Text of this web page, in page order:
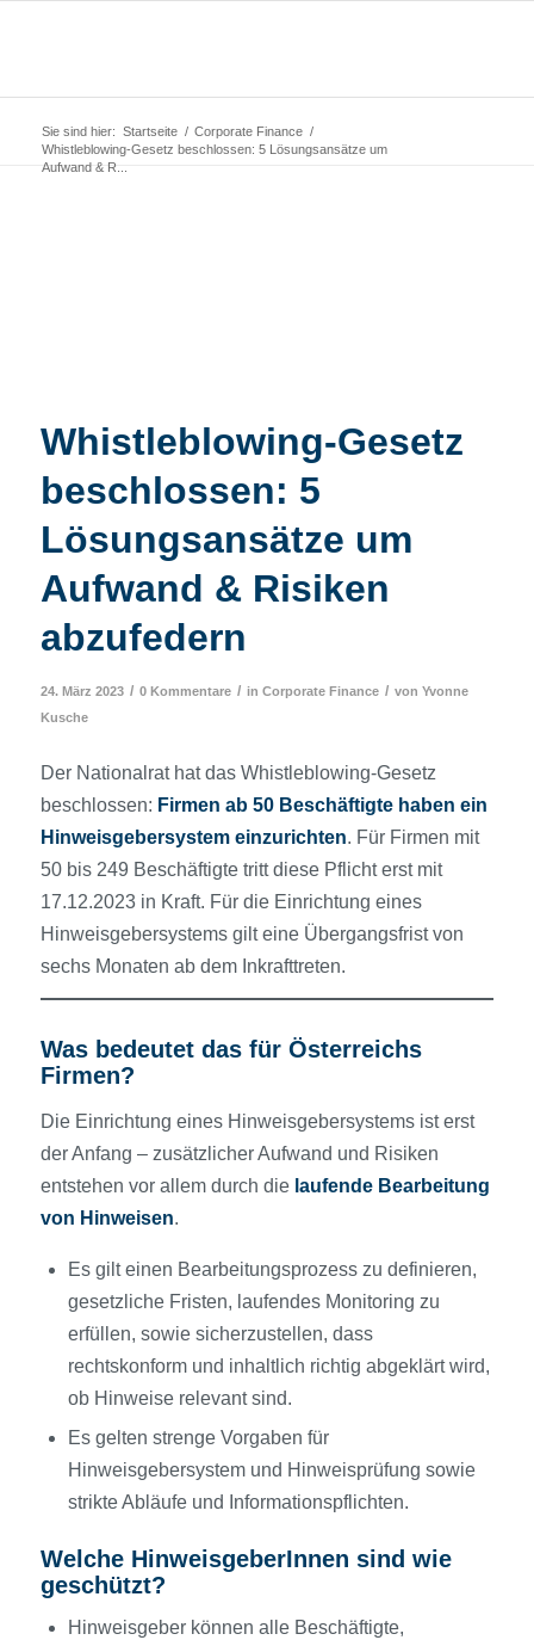
Sie sind hier: Startseite / Corporate Finance /
Whistleblowing-Gesetz beschlossen: 5 Lösungsansätze um
Aufwand & R...
Whistleblowing-Gesetz
beschlossen: 5
Lösungsansätze um
Aufwand & Risiken
abzufedern
24. März 2023 / 0 Kommentare / in Corporate Finance / von Yvonne
Kusche
Der Nationalrat hat das Whistleblowing-Gesetz
beschlossen: Firmen ab 50 Beschäftigte haben ein
Hinweisgebersystem einzurichten. Für Firmen mit
50 bis 249 Beschäftigte tritt diese Pflicht erst mit
17.12.2023 in Kraft. Für die Einrichtung eines
Hinweisgebersystems gilt eine Übergangsfrist von
sechs Monaten ab dem Inkrafttreten.
Was bedeutet das für Österreichs
Firmen?
Die Einrichtung eines Hinweisgebersystems ist erst
der Anfang – zusätzlicher Aufwand und Risiken
entstehen vor allem durch die laufende Bearbeitung
von Hinweisen.
Es gilt einen Bearbeitungsprozess zu definieren,
gesetzliche Fristen, laufendes Monitoring zu
erfüllen, sowie sicherzustellen, dass
rechtskonform und inhaltlich richtig abgeklärt wird,
ob Hinweise relevant sind.
Es gelten strenge Vorgaben für
Hinweisgebersystem und Hinweisprüfung sowie
strikte Abläufe und Informationspflichten.
Welche HinweisgeberInnen sind wie
geschützt?
Hinweisgeber können alle Beschäftigte,